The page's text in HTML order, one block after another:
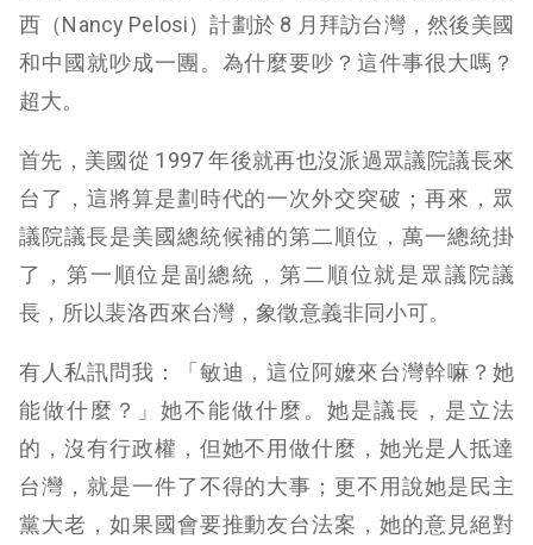
西（Nancy Pelosi）計劃於 8 月拜訪台灣，然後美國
和中國就吵成一團。為什麼要吵？這件事很大嗎？
超大。
首先，美國從 1997 年後就再也沒派過眾議院議長來
台了，這將算是劃時代的一次外交突破；再來，眾
議院議長是美國總統候補的第二順位，萬一總統掛
了，第一順位是副總統，第二順位就是眾議院議
長，所以裴洛西來台灣，象徵意義非同小可。
有人私訊問我：「敏迪，這位阿嬤來台灣幹嘛？她
能做什麼？」她不能做什麼。她是議長，是立法
的，沒有行政權，但她不用做什麼，她光是人抵達
台灣，就是一件了不得的大事；更不用說她是民主
黨大老，如果國會要推動友台法案，她的意見絕對